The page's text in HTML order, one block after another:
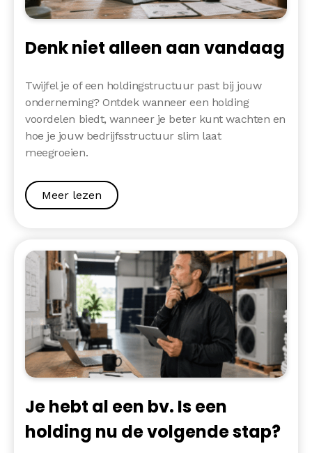
Denk niet alleen aan vandaag
Twijfel je of een holdingstructuur past bij jouw
onderneming? Ontdek wanneer een holding
voordelen biedt, wanneer je beter kunt wachten en
hoe je jouw bedrijfsstructuur slim laat
meegroeien.
Meer lezen
Je hebt al een bv. Is een
holding nu de volgende stap?